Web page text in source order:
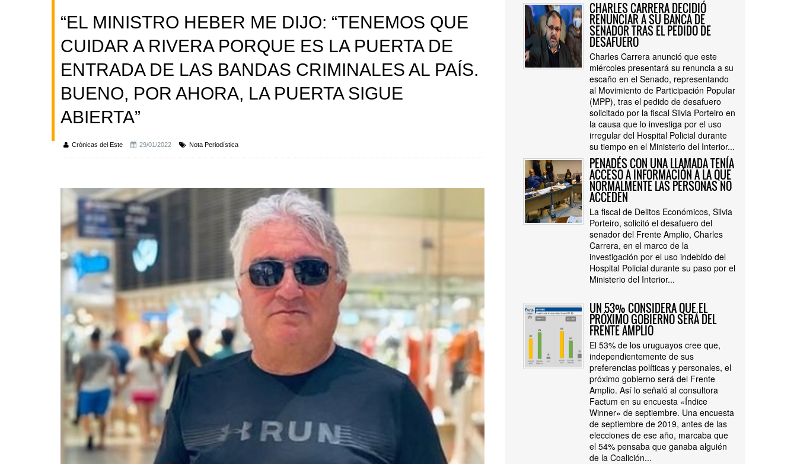
“EL MINISTRO HEBER ME DIJO: “TENEMOS QUE
CUIDAR A RIVERA PORQUE ES LA PUERTA DE
ENTRADA DE LAS BANDAS CRIMINALES AL PAÍS.
BUENO, POR AHORA, LA PUERTA SIGUE
ABIERTA”
Crónicas del Este 29/01/2022 Nota Periodística
CHARLES CARRERA DECIDIÓ
RENUNCIAR A SU BANCA DE
SENADOR TRAS EL PEDIDO DE
DESAFUERO
Charles Carrera anunció que este
miércoles presentará su renuncia a su
escaño en el Senado, representando
al Movimiento de Participación Popular
(MPP), tras el pedido de desafuero
solicitado por la fiscal Silvia Porteiro en
la causa que lo investiga por el uso
irregular del Hospital Policial durante
su tiempo en el Ministerio del Interior...
PENADÉS CON UNA LLAMADA TENÍA
ACCESO A INFORMACIÓN A LA QUE
NORMALMENTE LAS PERSONAS NO
ACCEDEN
La fiscal de Delitos Económicos, Silvia
Porteiro, solicitó el desafuero del
senador del Frente Amplio, Charles
Carrera, en el marco de la
investigación por el uso indebido del
Hospital Policial durante su paso por el
Ministerio del Interior...
UN 53% CONSIDERA QUE EL
PRÓXIMO GOBIERNO SERÁ DEL
FRENTE AMPLIO
El 53% de los uruguayos cree que,
independientemente de sus
preferencias políticas y personales, el
próximo gobierno será del Frente
Amplio. Así lo señaló al consultora
Factum en su encuesta «Índice
Winner» de septiembre. Una encuesta
de septiembre de 2019, antes de las
elecciones de ese año, marcaba que
el 54% pensaba que ganaba alguién
de la Coalición...